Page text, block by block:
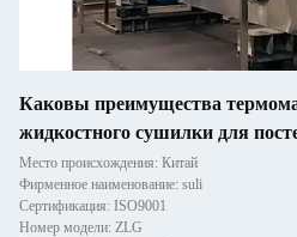
Каковы преимущества
жидкостного сушилки для
Место происхождения: Китай
Фирменное наименование: suli
Сертификация: ISO9001
Номер модели: ZLG